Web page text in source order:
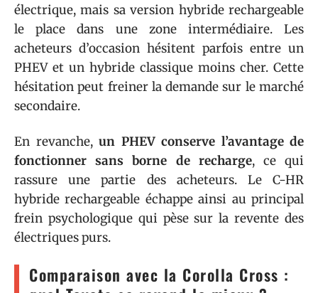
électrique, mais sa version hybride rechargeable
le place dans une zone intermédiaire. Les
acheteurs d’occasion hésitent parfois entre un
PHEV et un hybride classique moins cher. Cette
hésitation peut freiner la demande sur le marché
secondaire.
En revanche, un PHEV conserve l’avantage de
fonctionner sans borne de recharge, ce qui
rassure une partie des acheteurs. Le C-HR
hybride rechargeable échappe ainsi au principal
frein psychologique qui pèse sur la revente des
électriques purs.
Comparaison avec la Corolla Cross :